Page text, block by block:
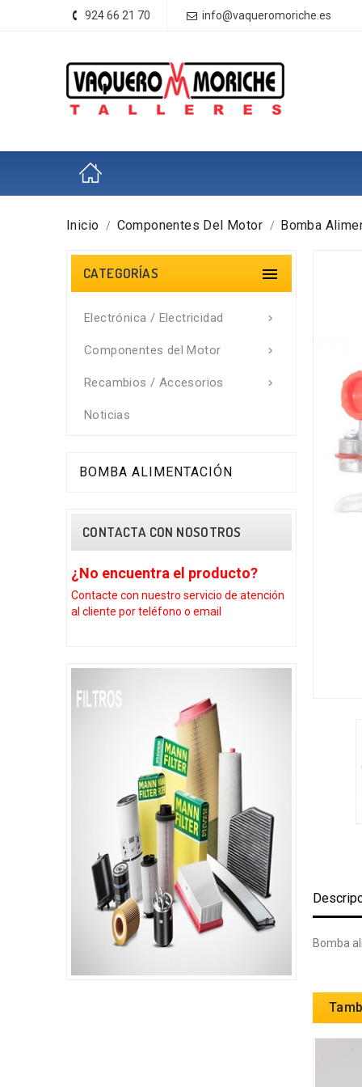
924 66 21 70 info@vaqueromoriche.es
Inicio Componentes Del Motor Bomba
CATEGORÍAS 

Electrónica / Electricidad

Componentes del Motor

Recambios / Accesorios
Noticias
BOMBA ALIMENTACIÓN
CONTACTA CON NOSOTROS
el producto?
servicio de atención
teléfono o email
¿No encuentra el producto?
Contacte con nuestro servicio de
al cliente por teléfono o email
Bomba